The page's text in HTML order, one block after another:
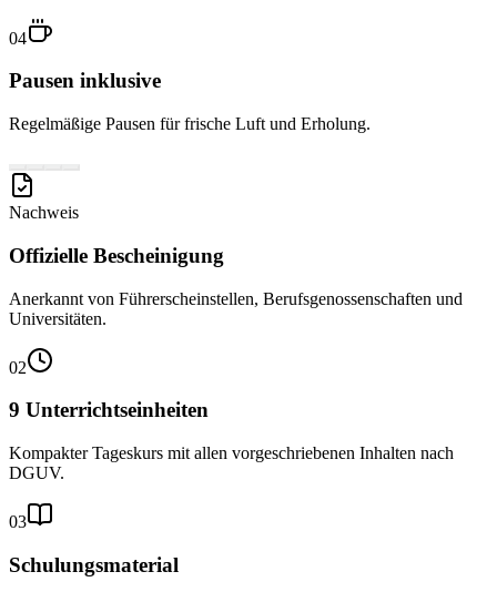
04
Pausen inklusive
Regelmäßige Pausen für frische Luft und Erholung.
Nachweis
Offizielle Bescheinigung
Anerkannt von Führerscheinstellen, Berufsgenossenschaften und
Universitäten.
02
9 Unterrichtseinheiten
Kompakter Tageskurs mit allen vorgeschriebenen Inhalten nach
DGUV.
03
Schulungsmaterial